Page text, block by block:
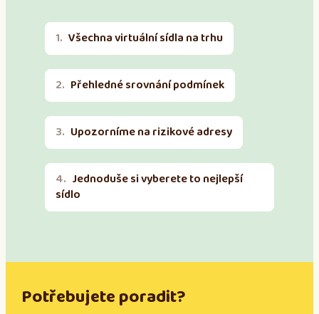
Všechna virtuální sídla na trhu
Přehledné srovnání podmínek
Upozorníme na rizikové adresy
Jednoduše si vyberete to nejlepší
sídlo
Potřebujete poradit?